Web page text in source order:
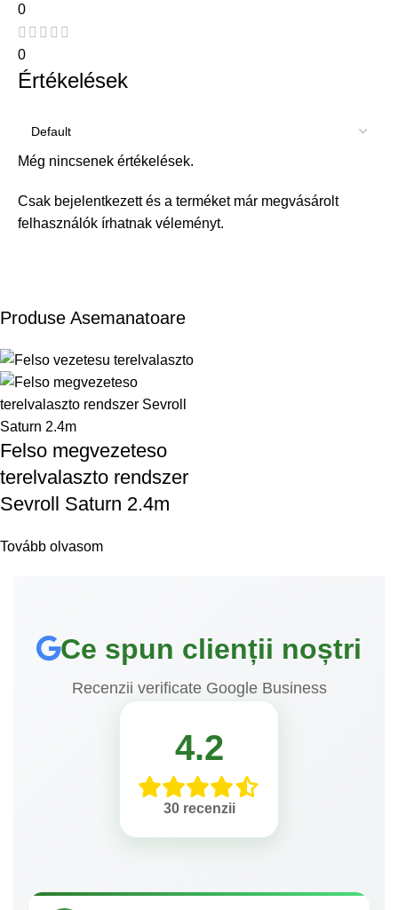
0
0
Értékelések
Még nincsenek értékelések.
Csak bejelentkezett és a terméket már megvásárolt
felhasználók írhatnak véleményt.
Produse Asemanatoare
Felso megvezeteso
terelvalaszto rendszer
Sevroll Saturn 2.4m
Tovább olvasom
Ce spun clienții noștri
Recenzii verificate Google Business
4.2
30 recenzii